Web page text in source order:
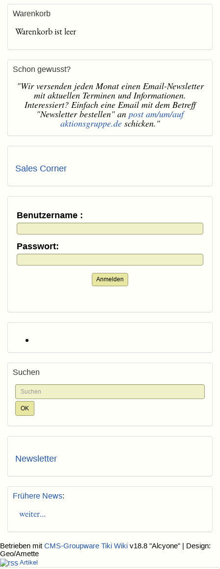
Warenkorb
Warenkorb ist leer
Schon gewusst?
"Wir versenden jeden Monat einen Email-Newsletter
mit aktuellen Terminen und Informationen.
Interessiert? Einfach eine Email mit dem Betreff
"Newsletter bestellen" an post am/um/auf
aktionsgruppe.deschicken."
Sales Corner
Benutzername :
Passwort:
Anmelden
Suchen
Newsletter
Frühere News:
weiter...
Betrieben mit CMS-Groupware Tiki Wiki v18.8 "Alcyone" | Design:
Geo/Amette
Artikel